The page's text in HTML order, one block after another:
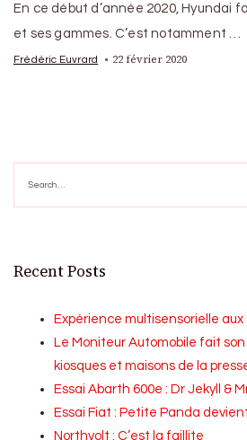
En ce début d’année 2020, Hyundai
et ses gammes. C’est notamment …
Frédéric Euvrard 22 février 2020
for:
Recent Posts
Expérience multisensorielle aux
Le Moniteur Automobile fait
kiosques et maisons de la
Essai Abarth 600e : Dr Jekyll &
Essai Fiat : Petite Panda
Northvolt : C’est la faillite